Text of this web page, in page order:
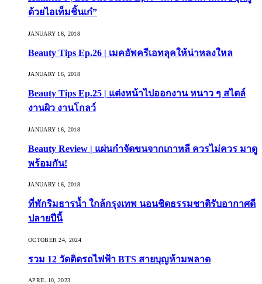
ด้วยไอเท็มชิ้นเก๋”
JANUARY 16, 2018
Beauty Tips Ep.26 | เมคอัพครีเอทลุคให้น่าหลงใหล
JANUARY 16, 2018
Beauty Tips Ep.25 | แต่งหน้าไปออกงาน หนาว ๆ สไตล์
งานผิว งานโกลว์
JANUARY 16, 2018
Beauty Review | แผ่นกำจัดขนจากเกาหลี ควรไม่ควร มาดู
พร้อมกัน!
JANUARY 16, 2018
ที่พักริมธารน้ำ ใกล้กรุงเทพ นอนชิดธรรมชาติรับอากาศดี
ปลายปีนี้
OCTOBER 24, 2024
รวม 12 วัดติดรถไฟฟ้า BTS สายบุญห้ามพลาด
APRIL 10, 2023